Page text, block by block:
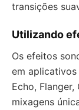
transições
Utilizando
Os efeitos
em
Echo,
mixagens